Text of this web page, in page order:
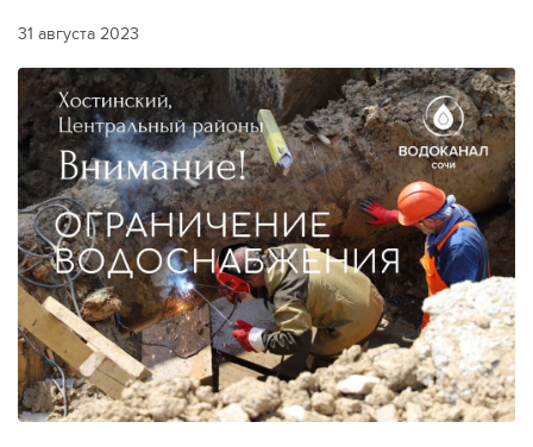
31 августа 2023